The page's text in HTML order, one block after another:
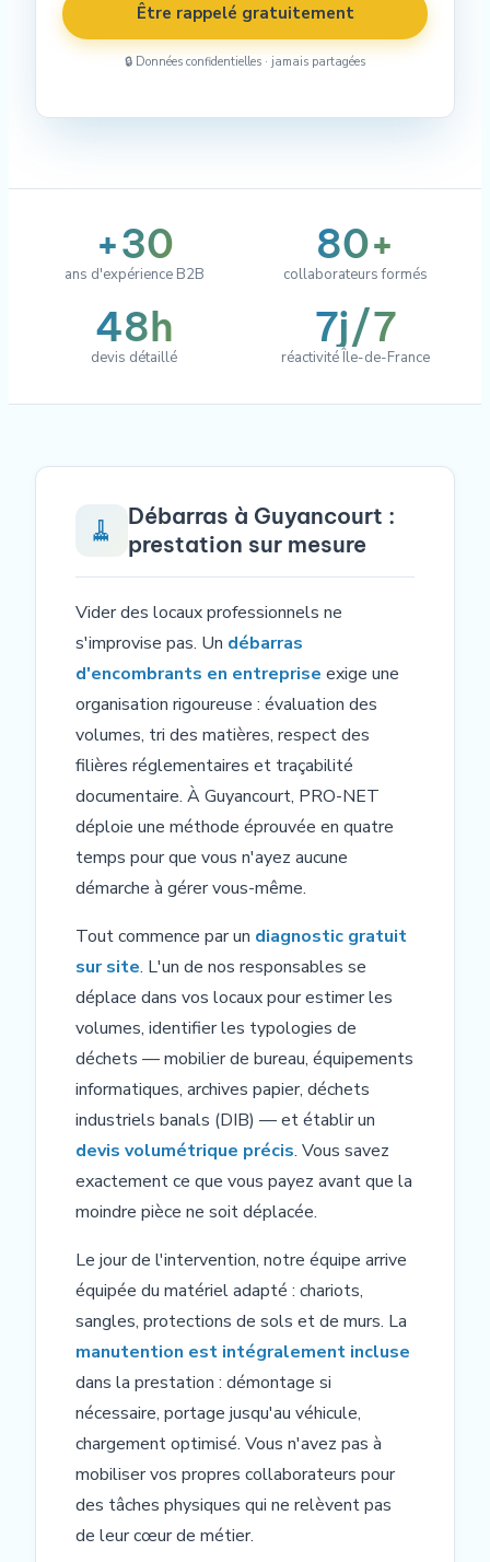
Être rappelé gratuitement
🔒 Données confidentielles · jamais partagées
+30
ans d'expérience B2B
80+
collaborateurs formés
48h
devis détaillé
7j/7
réactivité Île-de-France
🧹
Débarras à Guyancourt :
prestation sur mesure
Vider des locaux professionnels ne
s'improvise pas. Un débarras
d'encombrants en entreprise exige une
organisation rigoureuse : évaluation des
volumes, tri des matières, respect des
filières réglementaires et traçabilité
documentaire. À Guyancourt, PRO-NET
déploie une méthode éprouvée en quatre
temps pour que vous n'ayez aucune
démarche à gérer vous-même.
Tout commence par un diagnostic gratuit
sur site. L'un de nos responsables se
déplace dans vos locaux pour estimer les
volumes, identifier les typologies de
déchets — mobilier de bureau, équipements
informatiques, archives papier, déchets
industriels banals (DIB) — et établir un
devis volumétrique précis. Vous savez
exactement ce que vous payez avant que la
moindre pièce ne soit déplacée.
Le jour de l'intervention, notre équipe arrive
équipée du matériel adapté : chariots,
sangles, protections de sols et de murs. La
manutention est intégralement incluse
dans la prestation : démontage si
nécessaire, portage jusqu'au véhicule,
chargement optimisé. Vous n'avez pas à
mobiliser vos propres collaborateurs pour
des tâches physiques qui ne relèvent pas
de leur cœur de métier.